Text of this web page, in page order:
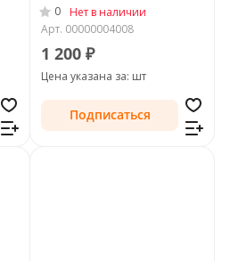
0
Нет в наличии
Арт. 00000004008
1 200 ₽
Цена указана за: шт
Подписаться